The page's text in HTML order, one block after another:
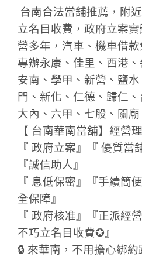
台南合法當舖推薦，附
立名目收費，政府立案
營多年，汽車、機車借款
專辦永康、佳里、西港、
安南、學甲、新營、鹽
門、新化、仁德、歸仁
大內、六甲、七股、關廟
【 台南華南當舖】經營理
『 政府立案』『 優質當
『誠信助人』
『 息低保密』『手續簡
全保障』
『 政府核准』『正派經
不巧立名目收費✪』
🔒 來華南，不用擔心綁